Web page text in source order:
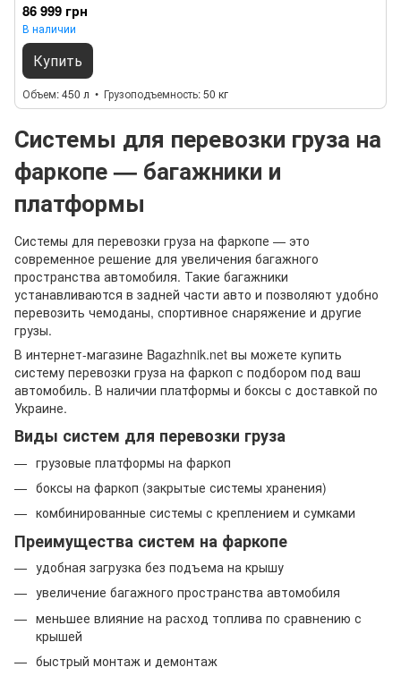
86 999 грн
В наличии
Купить
Объем 450 л Грузоподъемность 50 кг
Системы для перевозки груза на
фаркопе — багажники и
платформы
Системы для перевозки груза на фаркопе — это
современное решение для увеличения багажного
пространства автомобиля. Такие багажники
устанавливаются в задней части авто и позволяют удобно
перевозить чемоданы, спортивное снаряжение и другие
грузы.
В интернет-магазине Bagazhnik.net вы можете купить
систему перевозки груза на фаркоп с подбором под ваш
автомобиль. В наличии платформы и боксы с доставкой по
Украине.
Виды систем для перевозки груза
грузовые платформы на фаркоп
боксы на фаркоп (закрытые системы хранения)
комбинированные системы с креплением и сумками
Преимущества систем на фаркопе
удобная загрузка без подъема на крышу
увеличение багажного пространства автомобиля
меньшее влияние на расход топлива по сравнению с
крышей
быстрый монтаж и демонтаж